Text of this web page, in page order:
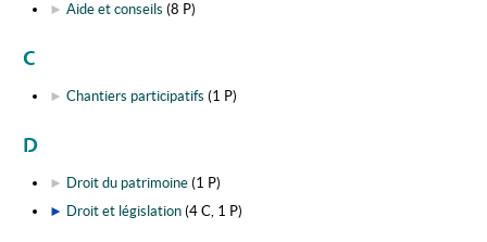
►Aide et conseils ‎(8 P)
C
►Chantiers participatifs ‎(1 P)
D
► Droit du patrimoine ‎(1 P)
► Droit et législation ‎(4 C, 1 P)